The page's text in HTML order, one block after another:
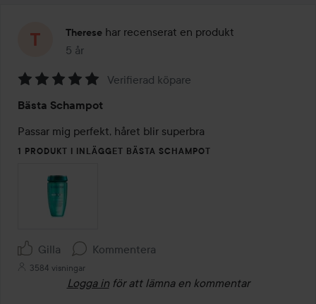
Therese har recenserat en produkt
5 år
Inlägget skapades 5 år
5
av
5
Verifierad köpare
Bästa Schampot
Passar mig perfekt, håret blir superbra
1 PRODUKT I INLÄGGET BÄSTA SCHAMPOT
Gilla Kommentera
3584 visningar
Logga in för att lämna en kommentar